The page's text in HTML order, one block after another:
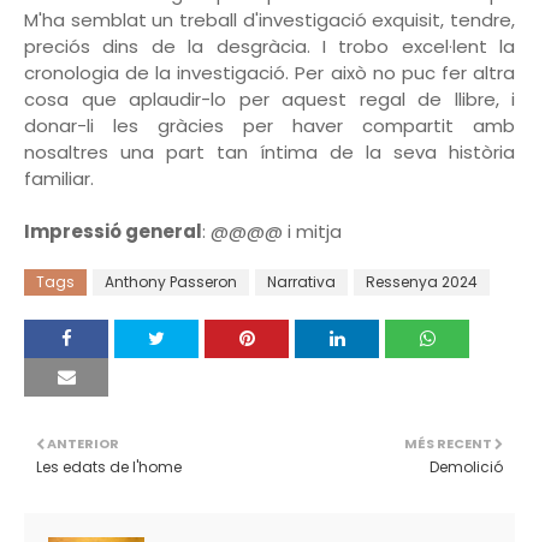
M'ha semblat un treball d'investigació exquisit, tendre,
preciós dins de la desgràcia. I trobo excel·lent la
cronologia de la investigació. Per això no puc fer altra
cosa que aplaudir-lo per aquest regal de llibre, i
donar-li les gràcies per haver compartit amb
nosaltres una part tan íntima de la seva història
familiar.
Impressió general: @@@@ i mitja
Tags Anthony Passeron Narrativa Ressenya 2024
MÉS RECENT
Demolició
ANTERIOR
Les edats de l'home